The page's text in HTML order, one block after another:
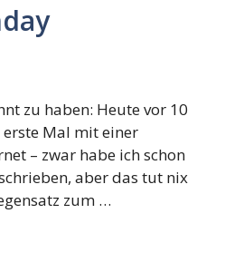
zu haben: Heute vor 10
erste Mal mit einer
– zwar habe ich schon
aber das tut nix
zum …